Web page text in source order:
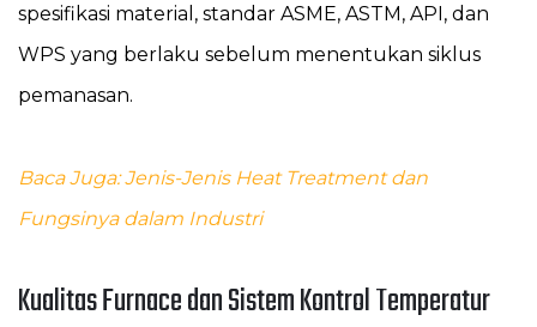
spesifikasi material, standar ASME, ASTM, API, dan
WPS yang berlaku sebelum menentukan siklus
pemanasan.
Baca Juga: Jenis-Jenis Heat Treatment dan
Fungsinya dalam Industri
Kualitas Furnace dan Sistem Kontrol Temperatur